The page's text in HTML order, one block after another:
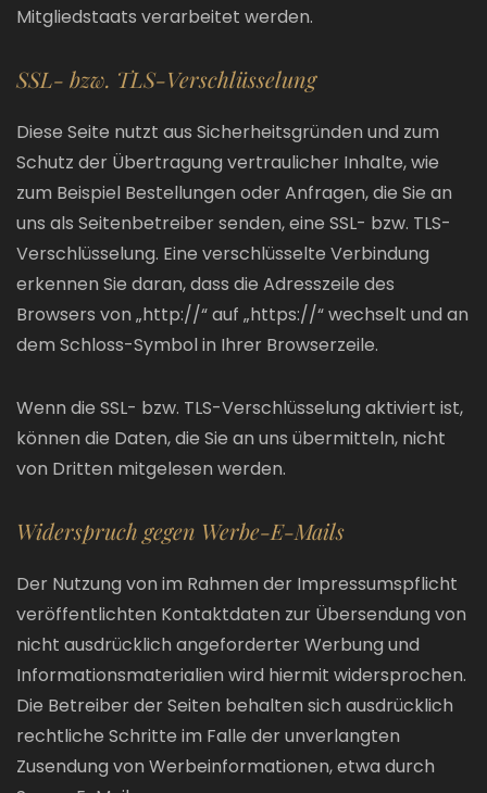
Mitgliedstaats verarbeitet werden.
SSL- bzw. TLS-Verschlüsselung
Diese Seite nutzt aus Sicherheitsgründen und zum
Schutz der Übertragung vertraulicher Inhalte, wie
zum Beispiel Bestellungen oder Anfragen, die Sie an
uns als Seitenbetreiber senden, eine SSL- bzw. TLS-
Verschlüsselung. Eine verschlüsselte Verbindung
erkennen Sie daran, dass die Adresszeile des
Browsers von „http://“ auf „https://“ wechselt und an
dem Schloss-Symbol in Ihrer Browserzeile.
Wenn die SSL- bzw. TLS-Verschlüsselung aktiviert ist,
können die Daten, die Sie an uns übermitteln, nicht
von Dritten mitgelesen werden.
Widerspruch gegen Werbe-E-Mails
Der Nutzung von im Rahmen der Impressumspflicht
veröffentlichten Kontaktdaten zur Übersendung von
nicht ausdrücklich angeforderter Werbung und
Informationsmaterialien wird hiermit widersprochen.
Die Betreiber der Seiten behalten sich ausdrücklich
rechtliche Schritte im Falle der unverlangten
Zusendung von Werbeinformationen, etwa durch